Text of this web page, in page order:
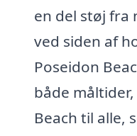
en del støj fra
ved siden af
Poseidon
både
Beach til alle,